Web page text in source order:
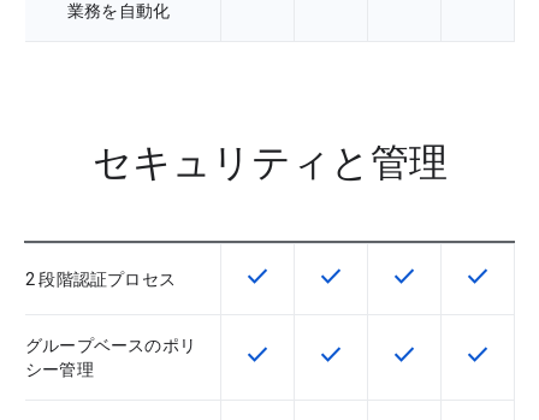
業務を自動化
セキュリティと管理
2 段階認証プロセス この機能は該当の SKU で利用で
check この機能は該当の SKU
check この機能は該当
check この機
check
グループベースのポリ
シー管理
この機能は該当の SKU で利用で
check この機能は該当の SKU
check この機能は該当
check この機
check